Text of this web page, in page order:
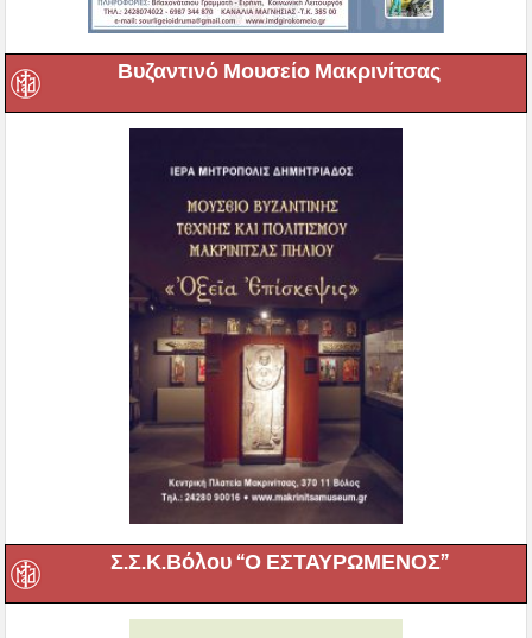
Βυζαντινό Μουσείο Μακρινίτσας
Σ.Σ.Κ.Βόλου “Ο ΕΣΤΑΥΡΩΜΕΝΟΣ”